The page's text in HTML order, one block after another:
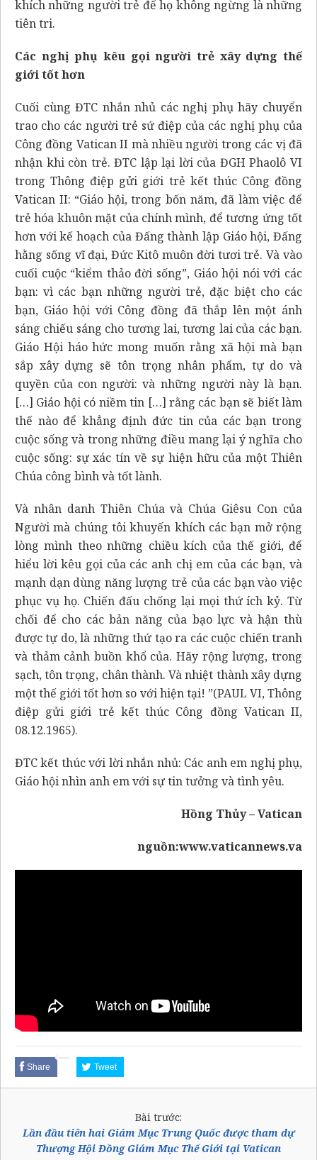
khích những người trẻ để họ không ngừng là những
tiên tri.
Các nghị phụ kêu gọi người trẻ xây dựng thế
giới tốt hơn
Cuối cùng ĐTC nhắn nhủ các nghị phụ hãy chuyển
trao cho các người trẻ sứ điệp của các nghị phụ của
Công đồng Vatican II mà nhiều người trong các vị đã
nhận khi còn trẻ. ĐTC lập lại lời của ĐGH Phaolô VI
trong Thông điệp gửi giới trẻ kết thúc Công đồng
Vatican II: “Giáo hội, trong bốn năm, đã làm việc để
trẻ hóa khuôn mặt của chính mình, để tương ứng tốt
hơn với kế hoạch của Đấng thành lập Giáo hội, Đấng
hằng sống vĩ đại, Đức Kitô muôn đời tươi trẻ. Và vào
cuối cuộc “kiểm thảo đời sống”, Giáo hội nói với các
bạn: vì các bạn những người trẻ, đặc biệt cho các
bạn, Giáo hội với Công đồng đã thắp lên một ánh
sáng chiếu sáng cho tương lai, tương lai của các bạn.
Giáo Hội háo hức mong muốn rằng xã hội mà bạn
sắp xây dựng sẽ tôn trọng nhân phẩm, tự do và
quyền của con người: và những người này là bạn.
[…] Giáo hội có niềm tin […] rằng các bạn sẽ biết làm
thế nào để khẳng định đức tin của các bạn trong
cuộc sống và trong những điều mang lại ý nghĩa cho
cuộc sống: sự xác tín về sự hiện hữu của một Thiên
Chúa công bình và tốt lành.
Và nhân danh Thiên Chúa và Chúa Giêsu Con của
Người mà chúng tôi khuyến khích các bạn mở rộng
lòng mình theo những chiều kích của thế giới, để
hiểu lời kêu gọi của các anh chị em của các bạn, và
mạnh dạn dùng năng lượng trẻ của các bạn vào việc
phục vụ họ. Chiến đấu chống lại mọi thứ ích kỷ. Từ
chối để cho các bản năng của bạo lực và hận thù
được tự do, là những thứ tạo ra các cuộc chiến tranh
và thảm cảnh buồn khổ của. Hãy rộng lượng, trong
sạch, tôn trọng, chân thành. Và nhiệt thành xây dựng
một thế giới tốt hơn so với hiện tại! ”(PAUL VI, Thông
điệp gửi giới trẻ kết thúc Công đồng Vatican II,
08.12.1965).
ĐTC kết thúc với lời nhắn nhủ: Các anh em nghị phụ,
Giáo hội nhìn anh em với sự tin tưởng và tình yêu.
Hồng Thủy – Vatican
nguồn:www.vaticannews.va
Share Tweet
Bài trước:
Lần đầu tiên hai Giám Mục Trung Quốc được tham dự
Thượng Hội Đồng Giám Mục Thế Giới tại Vatican